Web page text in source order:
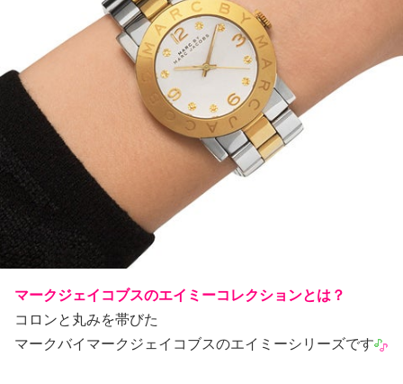
マークジェイコブスのエイミーコレクションとは？
コロンと丸みを帯びた
マークバイマークジェイコブスのエイミーシリーズです